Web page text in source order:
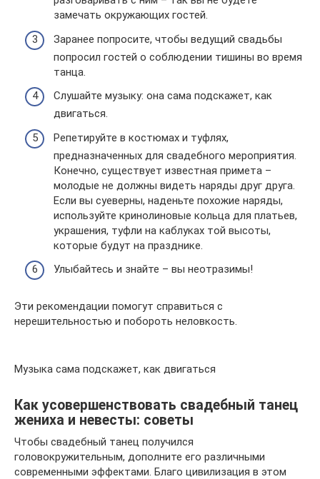
замечать окружающих гостей.
Заранее попросите, чтобы ведущий свадьбы
попросил гостей о соблюдении тишины во время
танца.
Слушайте музыку: она сама подскажет, как
двигаться.
Репетируйте в костюмах и туфлях,
предназначенных для свадебного мероприятия.
Конечно, существует известная примета –
молодые не должны видеть наряды друг друга.
Если вы суеверны, наденьте похожие наряды,
используйте кринолиновые кольца для платьев,
украшения, туфли на каблуках той высоты,
которые будут на празднике.
Улыбайтесь и знайте – вы неотразимы!
Эти рекомендации помогут справиться с
нерешительностью и побороть неловкость.
Музыка сама подскажет, как двигаться
Как усовершенствовать свадебный танец
жениха и невесты: советы
Чтобы свадебный танец получился
головокружительным, дополните его различными
современными эффектами. Благо цивилизация в этом